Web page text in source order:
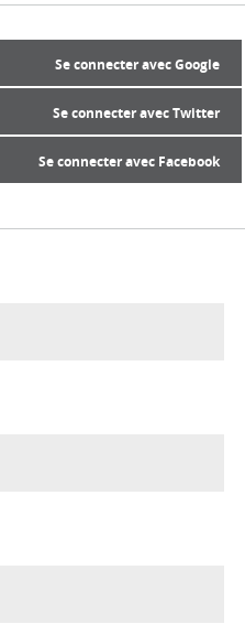
Se connecter avec Google
Se connecter avec Twitter
Se connecter avec Facebook